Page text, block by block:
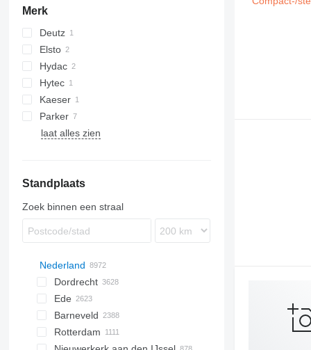
Merk
Deutz
BF
D-series
F2L912
Elsto
Hydac
Hytec
Kaeser
AS
BS
SK
Parker
laat alles zien
Standplaats
Zoek binnen een straal
Nederland
Dordrecht
Ede
Barneveld
Rotterdam